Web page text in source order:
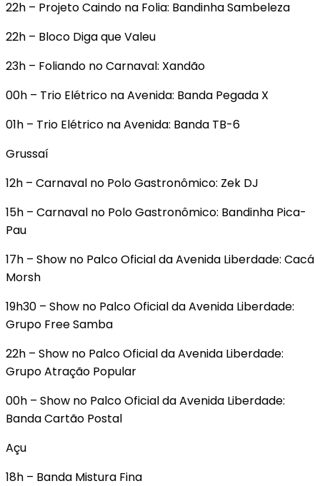
22h – Projeto Caindo na Folia: Bandinha Sambeleza
22h – Bloco Diga que Valeu
23h – Foliando no Carnaval: Xandão
00h – Trio Elétrico na Avenida: Banda Pegada X
01h – Trio Elétrico na Avenida: Banda TB-6
Grussaí
12h – Carnaval no Polo Gastronômico: Zek DJ
15h – Carnaval no Polo Gastronômico: Bandinha Pica-
Pau
17h – Show no Palco Oficial da Avenida Liberdade: Cacá
Morsh
19h30 – Show no Palco Oficial da Avenida Liberdade:
Grupo Free Samba
22h – Show no Palco Oficial da Avenida Liberdade:
Grupo Atração Popular
00h – Show no Palco Oficial da Avenida Liberdade:
Banda Cartão Postal
Açu
18h – Banda Mistura Fina